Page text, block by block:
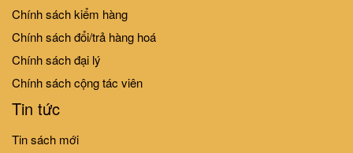
cuốn)
180.000₫
10%
Chính sách kiểm hàng
Chính sách đổi/trả hàng hoá
Chính sách đại lý
Chính sách cộng tác viên
Tin tức
Tin sách mới